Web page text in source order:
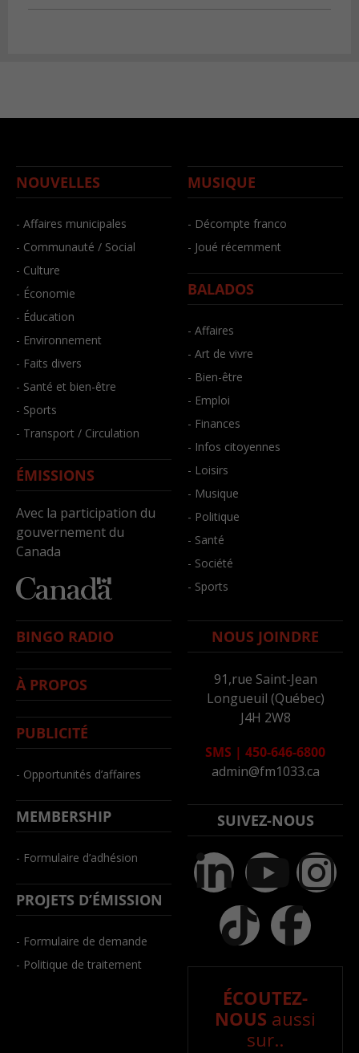
NOUVELLES
- Affaires municipales
- Communauté / Social
- Culture
- Économie
- Éducation
- Environnement
- Faits divers
- Santé et bien-être
- Sports
- Transport / Circulation
ÉMISSIONS
Avec la participation du
gouvernement du
Canada
MUSIQUE
- Décompte franco
- Joué récemment
BALADOS
- Affaires
- Art de vivre
- Bien-être
- Emploi
- Finances
- Infos citoyennes
- Loisirs
- Musique
- Politique
- Santé
- Société
- Sports
BINGO RADIO
À PROPOS
PUBLICITÉ
- Opportunités d’affaires
MEMBERSHIP
- Formulaire d’adhésion
PROJETS D’ÉMISSION
- Formulaire de demande
- Politique de traitement
NOUS JOINDRE
91,rue Saint-Jean
Longueuil (Québec)
J4H 2W8
SMS | 450-646-6800
admin@fm1033.ca
SUIVEZ-NOUS
ÉCOUTEZ-
NOUS aussi
sur..